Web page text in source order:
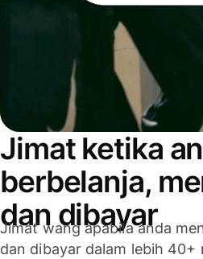
Jimat ketika
berbelanja,
dan dibayar
Jimat wang apabila anda
dan dibayar dalam lebih 40+